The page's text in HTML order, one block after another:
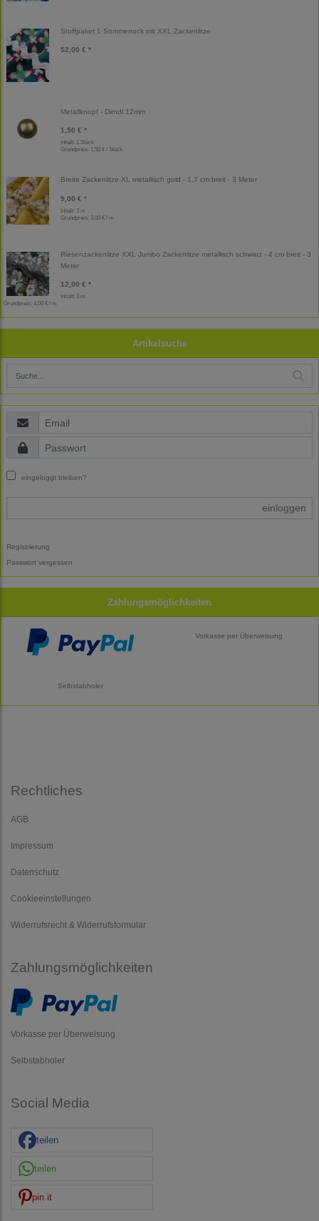
Stoffpaket 1 Sommerrock mit XXL Zackenlitze
52,00 € *
Metallknopf - Dirndl 12mm
1,50 € *
Inhalt: 1 Stück
Grundpreis: 1,50 € / Stück
Breite Zackenlitze XL metallisch gold - 1,7 cm breit - 3 Meter
9,00 € *
Inhalt: 3 m
Grundpreis: 3,00 € / m
Riesenzackenlitze XXL Jumbo Zackenlitze metallisch schwarz - 4 cm breit - 3
Meter
12,00 € *
Inhalt: 3 m
Grundpreis: 4,00 € / m
Artikelsuche
eingeloggt bleiben?
einloggen
Registrierung
Passwort vergessen
Zahlungsmöglichkeiten
Vorkasse per Überweisung
Selbstabholer
Rechtliches
AGB
Impressum
Datenschutz
Cookieeinstellungen
Widerrufsrecht & Widerrufsformular
Zahlungsmöglichkeiten
Vorkasse per Überweisung
Selbstabholer
Social Media
teilen
teilen
pin it